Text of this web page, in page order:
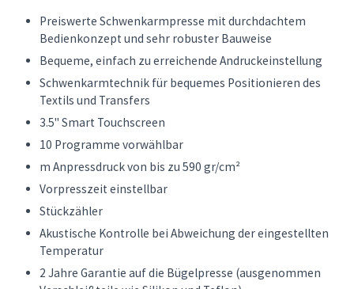
Preiswerte Schwenkarmpresse mit durchdachtem
Bedienkonzept und sehr robuster Bauweise
Bequeme, einfach zu erreichende Andruckeinstellung
Schwenkarmtechnik für bequemes Positionieren des
Textils und Transfers
3.5" Smart Touchscreen
10 Programme vorwählbar
m Anpressdruck von bis zu 590 gr/cm²
Vorpresszeit einstellbar
Stückzähler
Akustische Kontrolle bei Abweichung der eingestellten
Temperatur
2 Jahre Garantie auf die Bügelpresse (ausgenommen